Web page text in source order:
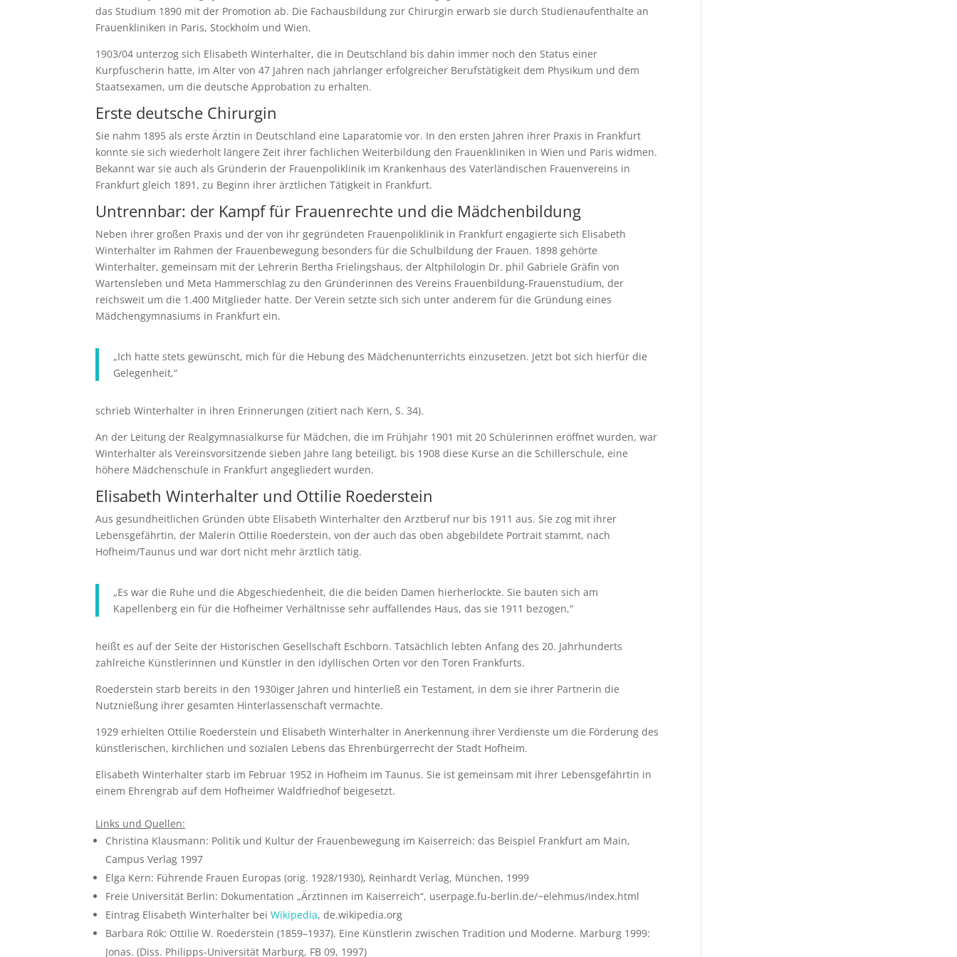
das Studium 1890 mit der Promotion ab. Die Fachausbildung zur Chirurgin erwarb sie durch Studienaufenthalte an
Frauenkliniken in Paris, Stockholm und Wien.
1903/04 unterzog sich Elisabeth Winterhalter, die in Deutschland bis dahin immer noch den Status einer
Kurpfuscherin hatte, im Alter von 47 Jahren nach jahrlanger erfolgreicher Berufstätigkeit dem Physikum und dem
Staatsexamen, um die deutsche Approbation zu erhalten.
Erste deutsche Chirurgin
Sie nahm 1895 als erste Ärztin in Deutschland eine Laparatomie vor. In den ersten Jahren ihrer Praxis in Frankfurt
konnte sie sich wiederholt längere Zeit ihrer fachlichen Weiterbildung den Frauenkliniken in Wien und Paris widmen.
Bekannt war sie auch als Gründerin der Frauenpoliklinik im Krankenhaus des Vaterländischen Frauenvereins in
Frankfurt gleich 1891, zu Beginn ihrer ärztlichen Tätigkeit in Frankfurt.
Untrennbar: der Kampf für Frauenrechte und die Mädchenbildung
Neben ihrer großen Praxis und der von ihr gegründeten Frauenpoliklinik in Frankfurt engagierte sich Elisabeth
Winterhalter im Rahmen der Frauenbewegung besonders für die Schulbildung der Frauen. 1898 gehörte
Winterhalter, gemeinsam mit der Lehrerin Bertha Frielingshaus, der Altphilologin Dr. phil Gabriele Gräfin von
Wartensleben und Meta Hammerschlag zu den Gründerinnen des Vereins Frauenbildung-Frauenstudium, der
reichsweit um die 1.400 Mitglieder hatte. Der Verein setzte sich sich unter anderem für die Gründung eines
Mädchengymnasiums in Frankfurt ein.
„Ich hatte stets gewünscht, mich für die Hebung des Mädchenunterrichts einzusetzen. Jetzt bot sich hierfür die
Gelegenheit,“
schrieb Winterhalter in ihren Erinnerungen (zitiert nach Kern, S. 34).
An der Leitung der Realgymnasialkurse für Mädchen, die im Frühjahr 1901 mit 20 Schülerinnen eröffnet wurden, war
Winterhalter als Vereinsvorsitzende sieben Jahre lang beteiligt, bis 1908 diese Kurse an die Schillerschule, eine
höhere Mädchenschule in Frankfurt angegliedert wurden.
Elisabeth Winterhalter und Ottilie Roederstein
Aus gesundheitlichen Gründen übte Elisabeth Winterhalter den Arztberuf nur bis 1911 aus. Sie zog mit ihrer
Lebensgefährtin, der Malerin Ottilie Roederstein, von der auch das oben abgebildete Portrait stammt, nach
Hofheim/Taunus und war dort nicht mehr ärztlich tätig.
„Es war die Ruhe und die Abgeschiedenheit, die die beiden Damen hierherlockte. Sie bauten sich am
Kapellenberg ein für die Hofheimer Verhältnisse sehr auffallendes Haus, das sie 1911 bezogen,“
heißt es auf der Seite der Historischen Gesellschaft Eschborn. Tatsächlich lebten Anfang des 20. Jahrhunderts
zahlreiche Künstlerinnen und Künstler in den idyllischen Orten vor den Toren Frankfurts.
Roederstein starb bereits in den 1930iger Jahren und hinterließ ein Testament, in dem sie ihrer Partnerin die
Nutznießung ihrer gesamten Hinterlassenschaft vermachte.
1929 erhielten Ottilie Roederstein und Elisabeth Winterhalter in Anerkennung ihrer Verdienste um die Förderung des
künstlerischen, kirchlichen und sozialen Lebens das Ehrenbürgerrecht der Stadt Hofheim.
Elisabeth Winterhalter starb im Februar 1952 in Hofheim im Taunus. Sie ist gemeinsam mit ihrer Lebensgefährtin in
einem Ehrengrab auf dem Hofheimer Waldfriedhof beigesetzt.
Links und Quellen:
Christina Klausmann: Politik und Kultur der Frauenbewegung im Kaiserreich: das Beispiel Frankfurt am Main,
Campus Verlag 1997
Elga Kern: Führende Frauen Europas (orig. 1928/1930), Reinhardt Verlag, München, 1999
Freie Universität Berlin: Dokumentation „Ärztinnen im Kaiserreich“, userpage.fu-berlin.de/~elehmus/index.html
Eintrag Elisabeth Winterhalter beiWikipedia, de.wikipedia.org
Barbara Rök: Ottilie W. Roederstein (1859–1937). Eine Künstlerin zwischen Tradition und Moderne. Marburg 1999:
Jonas. (Diss. Philipps-Universität Marburg, FB 09, 1997)